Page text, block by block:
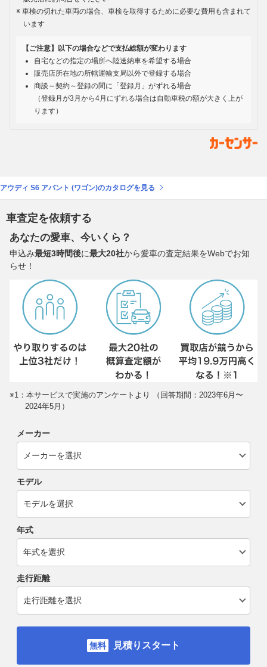
車検の切れた車両の場合、車検を取得するために必要な費用も含まれて
います
【ご注意】以下の場合などで支払総額が変わります
自宅などの指定の場所へ陸送納車を希望する場合
販売店所在地の所轄運輸支局以外で登録する場合
商談～契約～登録の間に「登録月」がずれる場合
（登録月が3月から4月にずれる場合は自動車税の額が大きく上が
ります）
アウディ S6 アバント (ワゴン)のカタログを見る
車査定を依頼する
あなたの愛車、今いくら？
申込み最短3時間後に最大20社から愛車の査定結果をWebでお知
らせ！
※1：本サービスで実施のアンケートより （回答期間：2023年6月〜
2024年5月）
メーカー
モデル
年式
走行距離
見積りスタート